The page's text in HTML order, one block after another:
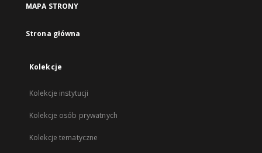
MAPA STRONY
Strona główna
Kolekcje
Kolekcje instytucji
Kolekcje osób prywatnych
Kolekcje tematyczne